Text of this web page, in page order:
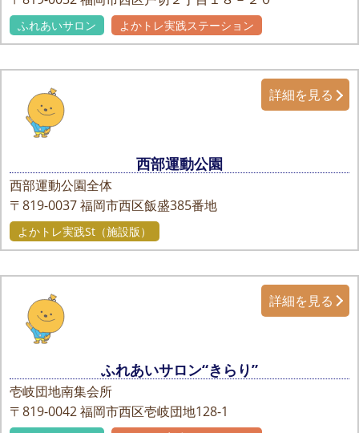
ふれあいサロン よかトレ実践ステーション
西部運動公園
西部運動公園全体
〒819-0037福岡市西区飯盛385番地
詳細を見る
よかトレ実践St（施設版）
ふれあいサロン“きらり”
壱岐団地南集会所
〒819-0042福岡市西区壱岐団地128-1
詳細を見る